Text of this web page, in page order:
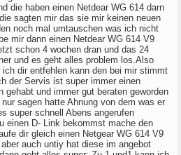
die haben einen Netdear WG 614 darn
sagten mir das sie mir keinen neuen
noch mal umtauschen was ich nicht
mir dann einen Netdear WG 614 V9
schon 4 wochen dran und das 24
und es geht alles problem los.Also
dir entfehlen kann den bei mir stimmt
der Servis ist super immer einen
gehabt und immer gut beraten geworden
sagen hatte Ahnung von dem was er
super schnell Abens angerufen
einen D- Link bekommst mache den
dir gleich einen Netgear WG 614 V9
auch untiy hat diese im angebot